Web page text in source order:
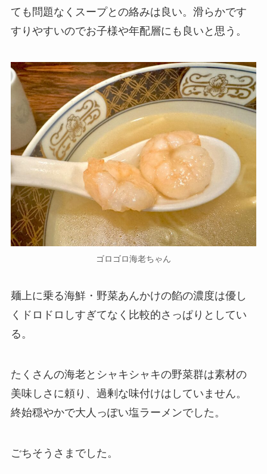
ても問題なくスープとの絡みは良い。滑らかです
すりやすいのでお子様や年配層にも良いと思う。
ゴロゴロ海老ちゃん
麺上に乗る海鮮・野菜あんかけの餡の濃度は優し
くドロドロしすぎてなく比較的さっぱりとしてい
る。
たくさんの海老とシャキシャキの野菜群は素材の
美味しさに頼り、過剰な味付けはしていません。
終始穏やかで大人っぽい塩ラーメンでした。
ごちそうさまでした。